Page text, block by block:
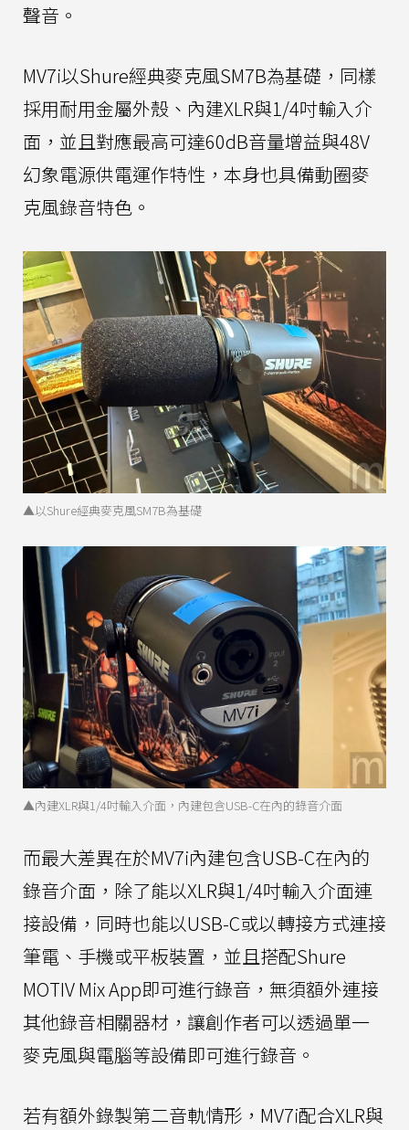
聲音。
MV7i以Shure經典麥克風SM7B為基礎，同樣
採用耐用金屬外殼、內建XLR與1/4吋輸入介
面，並且對應最高可達60dB音量增益與48V
幻象電源供電運作特性，本身也具備動圈麥
克風錄音特色。
▲以Shure經典麥克風SM7B為基礎
▲內建XLR與1/4吋輸入介面，內建包含USB-C在內的錄音介面
而最大差異在於MV7i內建包含USB-C在內的
錄音介面，除了能以XLR與1/4吋輸入介面連
接設備，同時也能以USB-C或以轉接方式連接
筆電、手機或平板裝置，並且搭配Shure
MOTIV Mix App即可進行錄音，無須額外連接
其他錄音相關器材，讓創作者可以透過單一
麥克風與電腦等設備即可進行錄音。
若有額外錄製第二音軌情形，MV7i配合XLR與